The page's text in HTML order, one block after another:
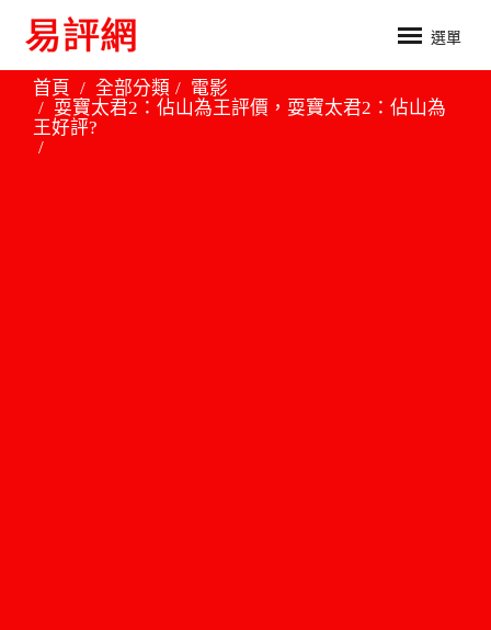
選單
首頁 全部分類
電影
耍寶太君2：佔山為王評價，耍寶太君2：佔山為
王好評?